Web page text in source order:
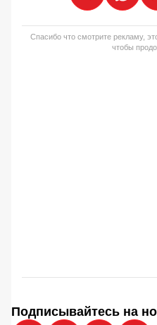
Спасибо что смотрите рекламу,
чтобы
Подписывайтесь на